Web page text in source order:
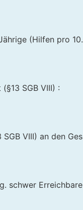
(Hilfen pro
SGB VIII) :
VIII) an den
schwer Erreichbare